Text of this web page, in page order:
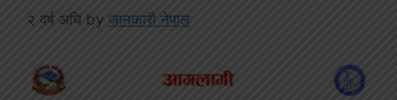
२ वर्ष अघि by जानकारी नेपाल